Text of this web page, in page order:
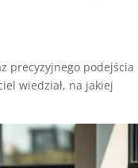
precyzyjnego podejścia
wiedział, na jakiej